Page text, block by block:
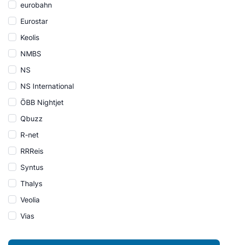
eurobahn
Eurostar
Keolis
NMBS
NS
NS International
ÖBB Nightjet
Qbuzz
R-net
RRReis
Syntus
Thalys
Veolia
Vias